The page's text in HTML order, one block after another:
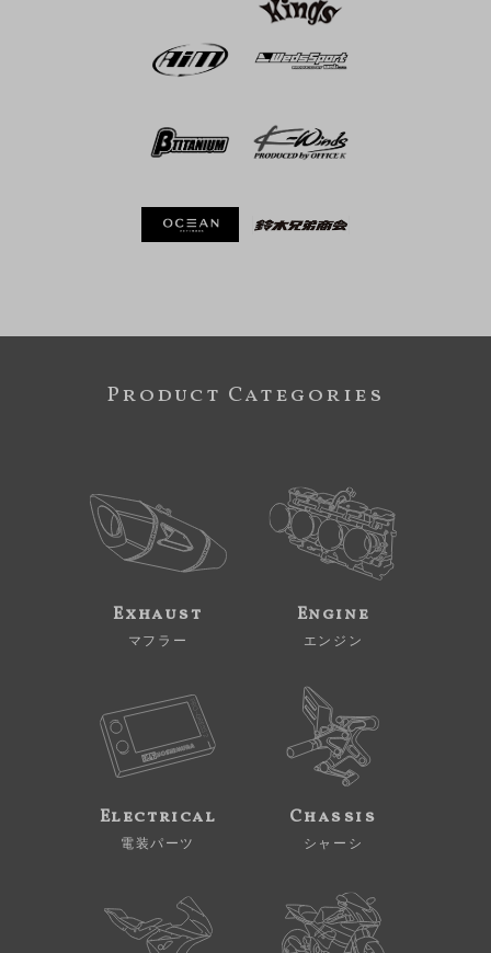
Product Categories
Exhaust
マフラー
Engine
エンジン
Electrical
電装パーツ
Chassis
シャーシ